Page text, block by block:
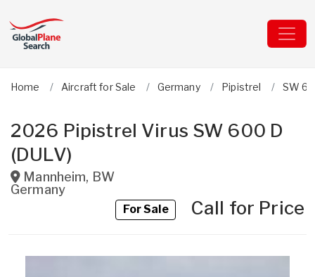
Home Aircraft for Sale Germany Pipistrel SW
2026 Pipistrel Virus SW 600 D
(DULV)
Mannheim, BW
Germany
For SaleCall for Price